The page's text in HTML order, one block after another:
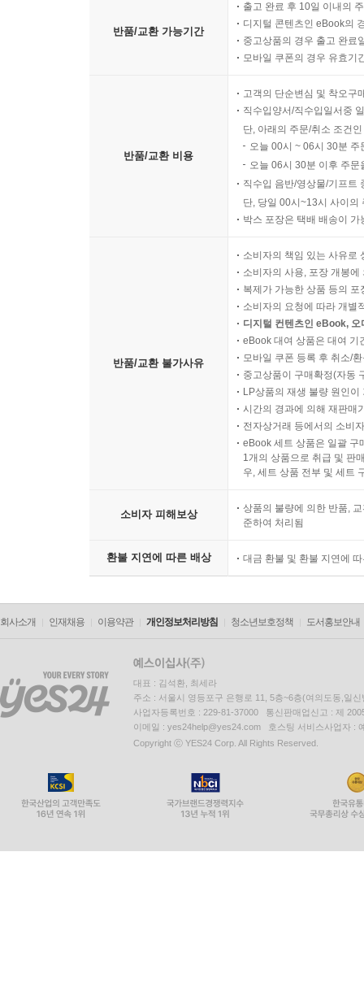
반품/교환 가능기간
출고 완료 후 10일 이내의
디지털 콘텐츠인 eBook의
중고상품의 경우 출고 완료
모바일 쿠폰의 경우 유효기
반품/교환 비용
고객의 단순변심 및 착오구
직수입양서/직수입일서중
단, 아래의 주문/취소 조건
오늘 00시 ~ 06시 30분
오늘 06시 30분 이후 주
직수입 음반/영상물/기프트
단, 당일 00시~13시 사이의
박스 포장은 택배 배송이
반품/교환 불가사유
소비자의 책임 있는 사유로
소비자의 사용, 포장 개봉
복제가 가능한 상품 등의
소비자의 요청에 따라 개별
디지털 컨텐츠인 eBook,
eBook 대여 상품은 대여 기
모바일 쿠폰 등록 후 취소/
중고상품이 구매확정(자동
LP상품의 재생 불량 원인
시간의 경과에 의해 재판매
전자상거래 등에서의 소비
eBook 세트 상품은 일괄 구
1개의 상품으로 취급 및 판
우, 세트 상품 전부 및 세트
소비자 피해보상
상품의 불량에 의한 반품,
준하여 처리됨
환불 지연에 따른 배상 대금 환불 및 환불 지연에
회사소개 인재채용 이용약관 개인정보처리방침 청소년보호정책 도서홍보안내
대표 : 김석환, 최세라
주소 : 서울시 영등포구 은행로 11, 5층~6층(여의도동,일신
사업자등록번호 : 229-81-37000 통신판매업신고 : 제
이메일 : yes24help@yes24.com 호스팅 서비스사업자 :
Copyright ⓒ YES24 Corp. All Rights Reserved.